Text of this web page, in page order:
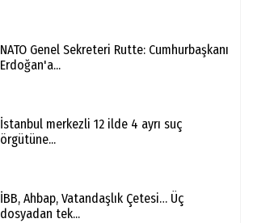
NATO Genel Sekreteri Rutte: Cumhurbaşkanı
Erdoğan'a...
İstanbul merkezli 12 ilde 4 ayrı suç
örgütüne...
İBB, Ahbap, Vatandaşlık Çetesi… Üç
dosyadan tek...